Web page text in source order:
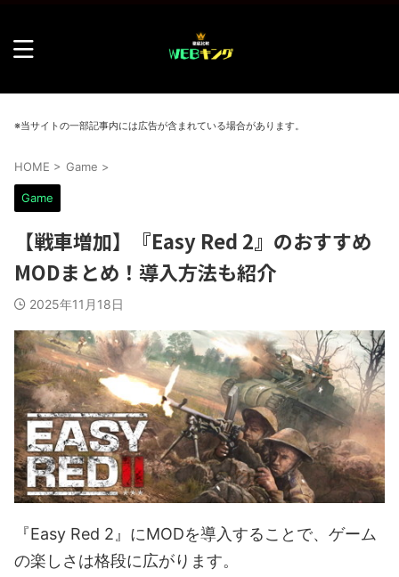
※当サイトの一部記事内には広告が含まれている場合があります。
HOME > Game >
Game
【戦車増加】『Easy Red 2』のおすすめ
MODまとめ！導入方法も紹介
2025年11月18日
『Easy Red 2』にMODを導入することで、ゲーム
の楽しさは格段に広がります。